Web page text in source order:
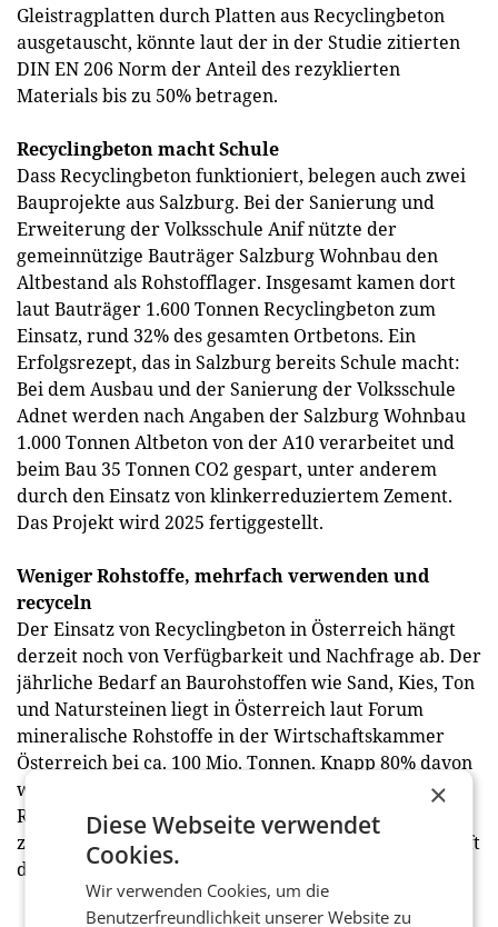
Gleistragplatten durch Platten aus Recyclingbeton
ausgetauscht, könnte laut der in der Studie zitierten
DIN EN 206 Norm der Anteil des rezyklierten
Materials bis zu 50% betragen.
Recyclingbeton macht Schule
Dass Recyclingbeton funktioniert, belegen auch zwei
Bauprojekte aus Salzburg. Bei der Sanierung und
Erweiterung der Volksschule Anif nützte der
gemeinnützige Bauträger Salzburg Wohnbau den
Altbestand als Rohstofflager. Insgesamt kamen dort
laut Bauträger 1.600 Tonnen Recyclingbeton zum
Einsatz, rund 32% des gesamten Ortbetons. Ein
Erfolgsrezept, das in Salzburg bereits Schule macht:
Bei dem Ausbau und der Sanierung der Volksschule
Adnet werden nach Angaben der Salzburg Wohnbau
1.000 Tonnen Altbeton von der A10 verarbeitet und
beim Bau 35 Tonnen CO2 gespart, unter anderem
durch den Einsatz von klinkerreduziertem Zement.
Das Projekt wird 2025 fertiggestellt.
Weniger Rohstoffe, mehrfach verwenden und
recyceln
Der Einsatz von Recyclingbeton in Österreich hängt
derzeit noch von Verfügbarkeit und Nachfrage ab. Der
jährliche Bedarf an Baurohstoffen wie Sand, Kies, Ton
und Natursteinen liegt in Österreich laut Forum
mineralische Rohstoffe in der Wirtschaftskammer
Österreich bei ca. 100 Mio. Tonnen. Knapp 80% davon
werden in der Bauwirtschaft verwendet. Diese
Ressourcen durch Wiederverwendung und Recycling
zu schonen, bringt das zirkuläre Bauen voran und hilft
dem Klima.
×
Diese Webseite verwendet
Cookies.
Wir verwenden Cookies, um die
Benutzerfreundlichkeit unserer Website zu